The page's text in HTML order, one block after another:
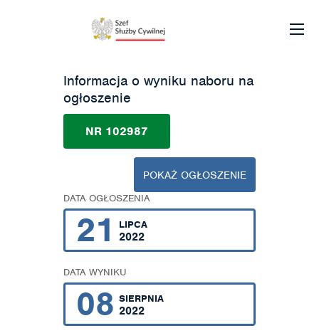
Informacja o wyniku naboru na
ogłoszenie
NR 102987
POKAŻ OGŁOSZENIE
DATA OGŁOSZENIA
21 LIPCA
2022
DATA WYNIKU
08 SIERPNIA
2022